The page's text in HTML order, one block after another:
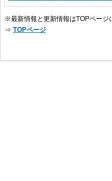
※最新情報と更新情報はTOPページ
⇒ TOPページ